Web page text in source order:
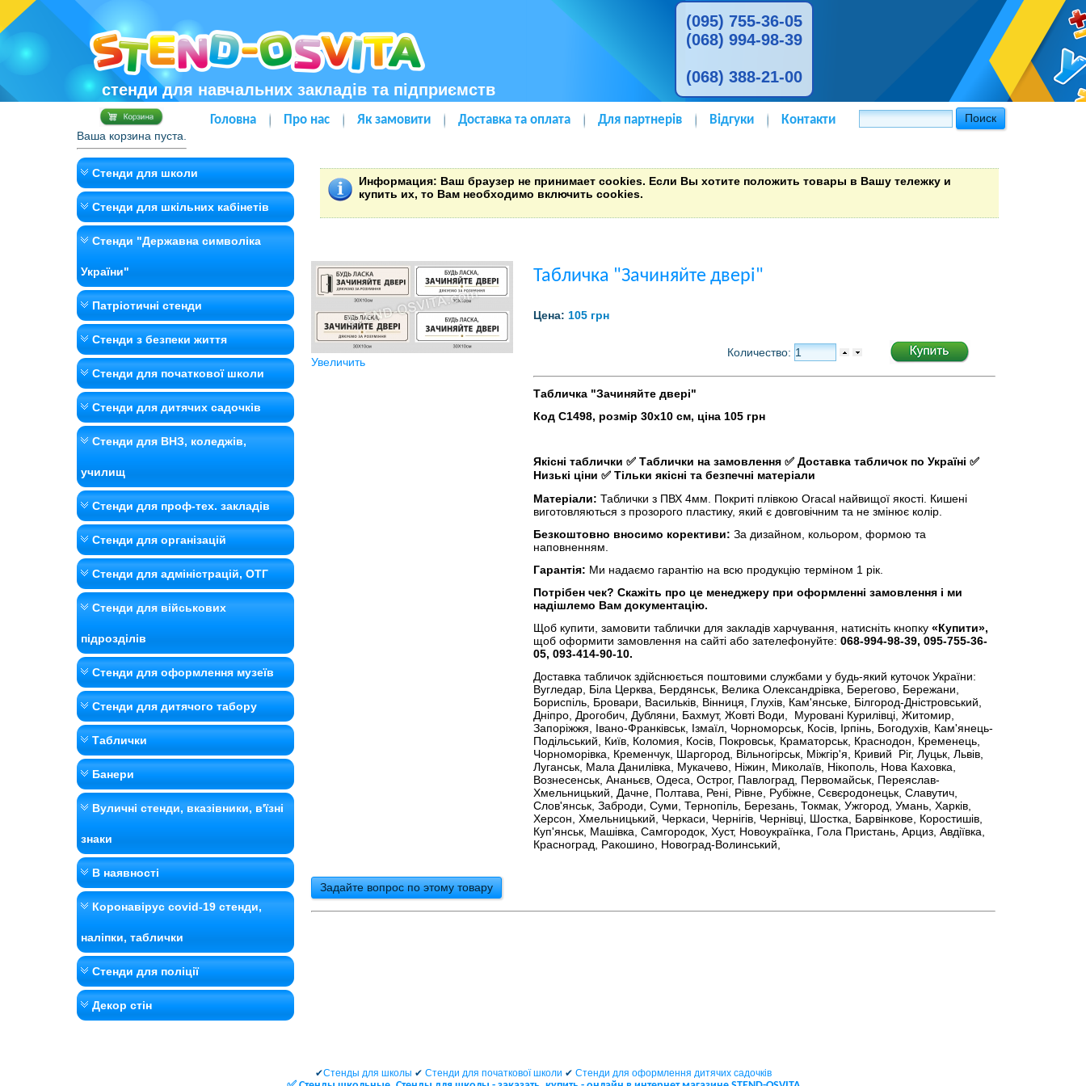
стенди для навчальних закладів та підприємств
(095) 755-36-05
(068) 994-98-39
(068) 388-21-00
Ваша корзина пуста.
Головна Про нас Як замовити Доставка та оплата Для партнерів Відгуки Контакти
Стенди для школи
Стенди для шкільних кабінетів
Стенди "Державна символіка
України"
Патріотичні стенди
Стенди з безпеки життя
Стенди для початкової школи
Стенди для дитячих садочків
Стенди для ВНЗ, коледжів,
училищ
Стенди для проф-тех. закладів
Стенди для організацій
Стенди для адміністрацій, ОТГ
Стенди для військових
підрозділів
Стенди для оформлення музеїв
Стенди для дитячого табору
Таблички
Банери
Вуличні стенди, вказівники, в'їзні
знаки
В наявності
Коронавірус covid-19 стенди,
наліпки, таблички
Стенди для поліції
Декор стін
Информация: Ваш браузер не принимает cookies. Если Вы хотите положить товары в Вашу тележку и
купить их, то Вам необходимо включить cookies.
Увеличить
Табличка "Зачиняйте двері"
Цена: 105 грн
Количество:
Табличка "Зачиняйте двері"
Код С1498, розмір 30х10 см, ціна 105 грн
Якісні таблички ✅ Таблички на замовлення ✅ Доставка табличок по Україні ✅
Низькі ціни ✅ Тільки якісні та безпечні матеріали
Матеріали: Таблички з ПВХ 4мм. Покриті плівкою Oracal найвищої якості. Кишені
виготовляються з прозорого пластику, який є довговічним та не змінює колір.
Безкоштовно вносимо корективи: За дизайном, кольором, формою та
наповненням.
Гарантія: Ми надаємо гарантію на всю продукцію терміном 1 рік.
Потрібен чек? Скажіть про це менеджеру при оформленні замовлення і ми
надішлемо Вам документацію.
Щоб купити, замовити таблички для закладів харчування, натисніть кнопку «Купити»,
щоб оформити замовлення на сайті або зателефонуйте: 068-994-98-39, 095-755-36-
05, 093-414-90-10.
Доставка табличок здійснюється поштовими службами у будь-який куточок України:
Вугледар, Біла Церква, Бердянськ, Велика Олександрівка, Берегово, Бережани,
Бориспіль, Бровари, Васильків, Вінниця, Глухів, Кам'янське, Білгород-Дністровський,
Дніпро, Дрогобич, Дубляни, Бахмут, Жовті Води, Муровані Курилівці, Житомир,
Запоріжжя, Івано-Франківськ, Ізмаїл, Чорноморськ, Косів, Ірпінь, Богодухів, Кам'янець-
Подільський, Київ, Коломия, Косів, Покровськ, Краматорськ, Краснодон, Кременець,
Чорноморівка, Кременчук, Шаргород, Вільногірськ, Міжгір'я, Кривий Ріг, Луцьк, Львів,
Луганськ, Мала Данилівка, Мукачево, Ніжин, Миколаїв, Нікополь, Нова Каховка,
Вознесенськ, Ананьєв, Одеса, Острог, Павлоград, Первомайськ, Переяслав-
Хмельницький, Дачне, Полтава, Рені, Рівне, Рубіжне, Сєвєродонецьк, Славутич,
Слов'янськ, Заброди, Суми, Тернопіль, Березань, Токмак, Ужгород, Умань, Харків,
Херсон, Хмельницький, Черкаси, Чернігів, Чернівці, Шостка, Барвінкове, Коростишів,
Куп'янськ, Машівка, Самгородок, Хуст, Новоукраїнка, Гола Пристань, Арциз, Авдіївка,
Красноград, Ракошино, Новоград-Волинський,
Задайте вопрос по этому товару
✔Стенды для школы ✔ Стенди для початкової школи ✔ Стенди для оформлення дитячих садочків